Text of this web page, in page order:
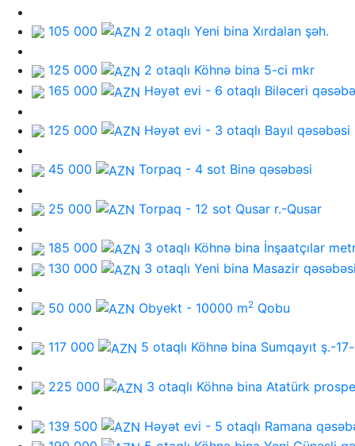
105 000 2 otaqlı Yeni bina Xırdalan şəh.
125 000 2 otaqlı Köhnə bina 5-ci mkr
165 000
Həyət evi - 6 otaqlı Biləceri
125 000 Həyət evi - 3 otaqlı Bayıl qəsəbəsi
45 000 Torpaq - 4 sot Binə qəsəbəsi
25 000 Torpaq - 12 sot Qusar r.-Qusar
185 000 3 otaqlı Köhnə bina İnşaatçılar
130 000
3 otaqlı Yeni bina Masazir
50 000 Obyekt - 10000 m2 Qobu
117 000 5 otaqlı Köhnə bina Sumqayıt ş.-
225 000 3 otaqlı Köhnə bina Atatürk
139 500 Həyət evi - 5 otaqlı Ramana